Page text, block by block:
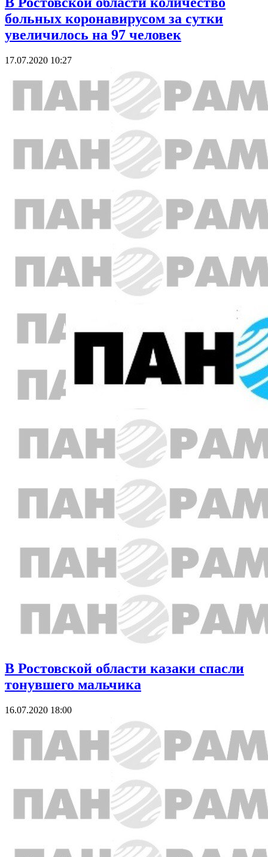
больных коронавирусом за сутки
увеличилось на 97 человек
17.07.2020 10:27
В Ростовской области казаки спасли
тонувшего мальчика
16.07.2020 18:00